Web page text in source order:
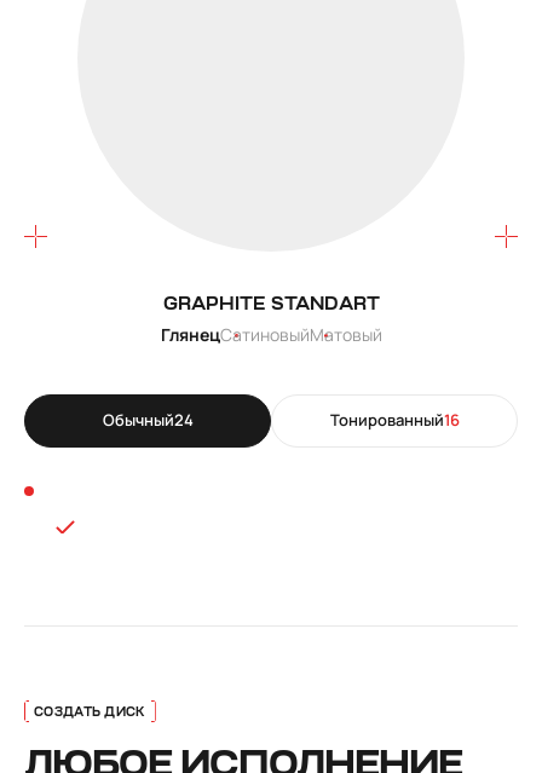
Обычный24 Тонированный16
GRAPHITE STANDART
ГлянецСатиновыйМатовый
ЛЮБОЕ ИСПОЛНЕНИЕ